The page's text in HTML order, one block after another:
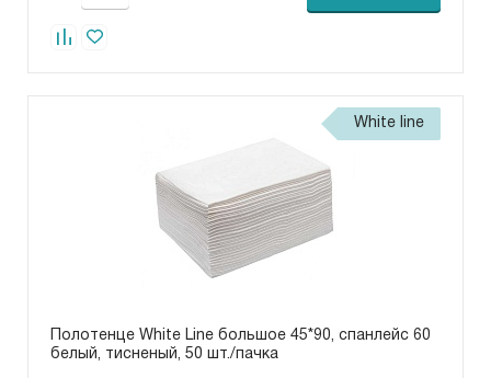
White line
Полотенце White Line большое 45*90, спанлейс 60
белый, тисненый, 50 шт./пачка